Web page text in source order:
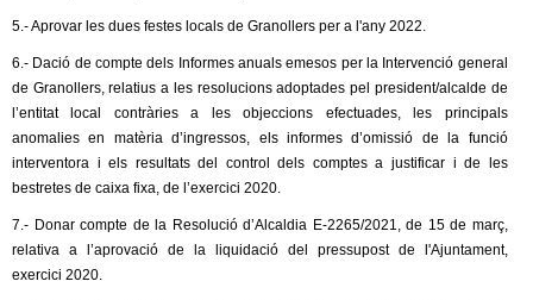
5.- Aprovar les dues festes locals de Granollers per a l'any 2022.
6.- Dació de compte dels Informes anuals emesos per la Intervenció general
de Granollers, relatius a les resolucions adoptades pel president/alcalde de
l’entitat local contràries a les objeccions efectuades, les principals
anomalies en matèria d’ingressos, els informes d’omissió de la funció
interventora i els resultats del control dels comptes a justificar i de les
bestretes de caixa fixa, de l’exercici 2020.
7.- Donar compte de la Resolució d’Alcaldia E-2265/2021, de 15 de març,
relativa a l’aprovació de la liquidació del pressupost de l'Ajuntament,
exercici 2020.